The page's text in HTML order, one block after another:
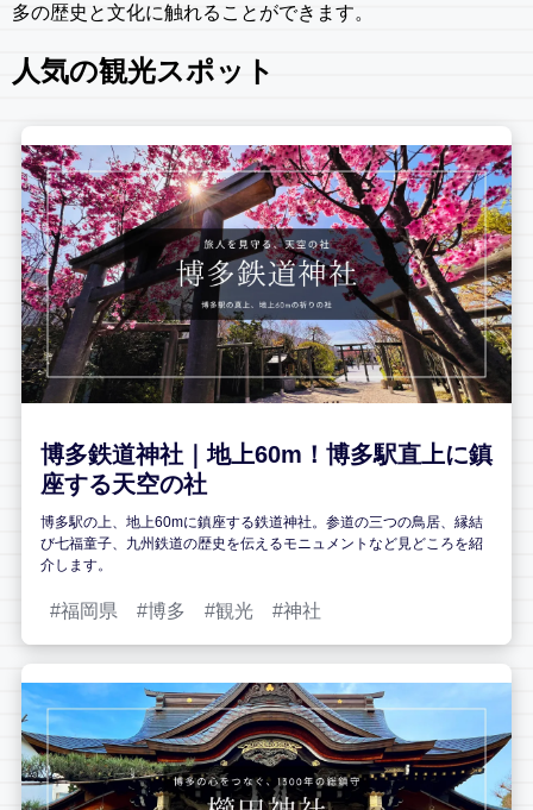
多の歴史と文化に触れることができます。
人気の観光スポット
博多鉄道神社｜地上60m！博多駅直上に鎮
座する天空の社
博多駅の上、地上60mに鎮座する鉄道神社。参道の三つの鳥居、縁結
び七福童子、九州鉄道の歴史を伝えるモニュメントなど見どころを紹
介します。
福岡県 博多 観光 神社